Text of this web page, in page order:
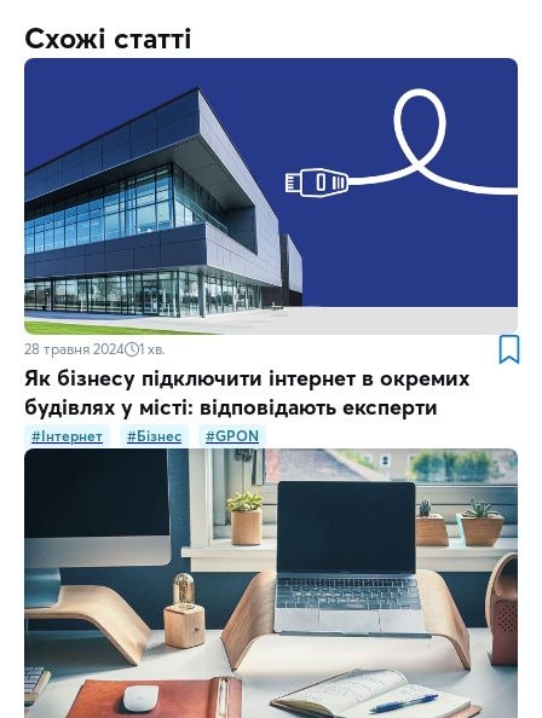
Схожі статті
28 травня 2024 1 хв.
Як бізнесу підключити інтернет в окремих
будівлях у місті: відповідають експерти
#Інтернет #Бізнес #GPON